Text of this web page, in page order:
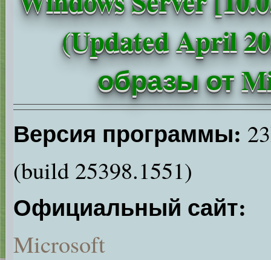
(Updated April
образы от
Версия программы:
(build 25398.1551)
Официальный сайт:
Microsoft